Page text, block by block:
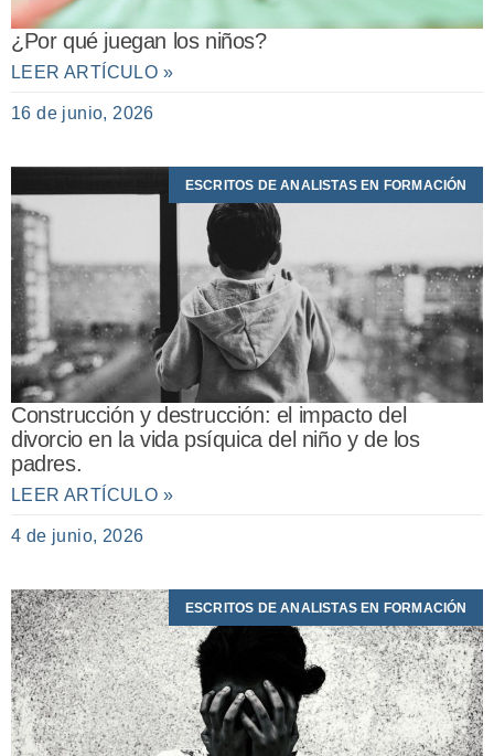
¿Por qué juegan los niños?
LEER ARTÍCULO »
16 de junio, 2026
ESCRITOS DE ANALISTAS EN FORMACIÓN
Construcción y destrucción: el impacto del
divorcio en la vida psíquica del niño y de los
padres.
LEER ARTÍCULO »
4 de junio, 2026
ESCRITOS DE ANALISTAS EN FORMACIÓN